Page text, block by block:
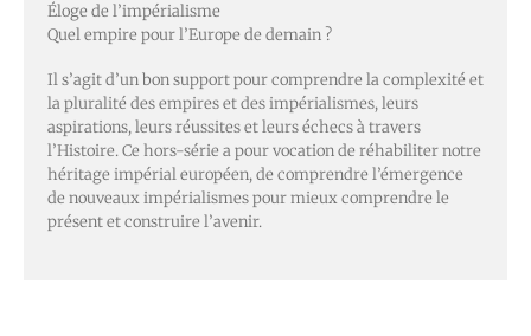
Éloge de l’impérialisme
Quel empire pour l’Europe de demain ?
Il s’agit d’un bon support pour comprendre la complexité et
la pluralité des empires et des impérialismes, leurs
aspirations, leurs réussites et leurs échecs à travers
l’Histoire. Ce hors-série a pour vocation de réhabiliter notre
héritage impérial européen, de comprendre l’émergence
de nouveaux impérialismes pour mieux comprendre le
présent et construire l’avenir.